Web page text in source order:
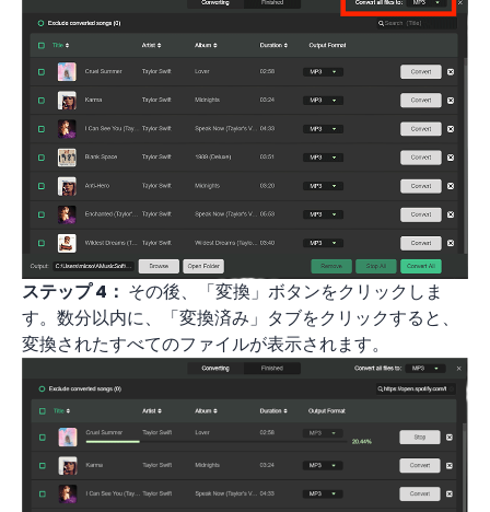
ステップ 4： その後、「変換」ボタンをクリックしま
す。数分以内に、「変換済み」タブをクリックすると、
変換されたすべてのファイルが表示されます。